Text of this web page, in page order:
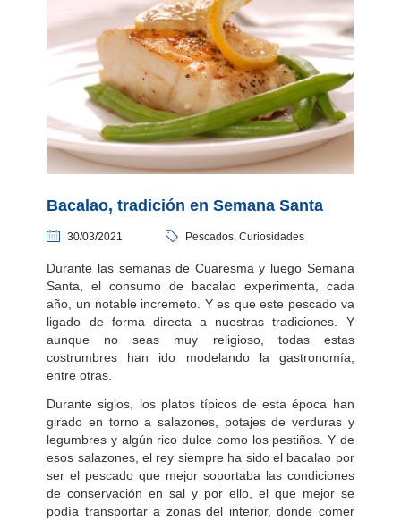
Bacalao, tradición en Semana Santa
30/03/2021 Pescados, Curiosidades
Durante las semanas de Cuaresma y luego Semana
Santa, el consumo de bacalao experimenta, cada
año, un notable incremeto. Y es que este pescado va
ligado de forma directa a nuestras tradiciones. Y
aunque no seas muy religioso, todas estas
costrumbres han ido modelando la gastronomía,
entre otras.
Durante siglos, los platos típicos de esta época han
girado en torno a salazones, potajes de verduras y
legumbres y algún rico dulce como los pestiños. Y de
esos salazones, el rey siempre ha sido el bacalao por
ser el pescado que mejor soportaba las condiciones
de conservación en sal y por ello, el que mejor se
podía transportar a zonas del interior, donde comer